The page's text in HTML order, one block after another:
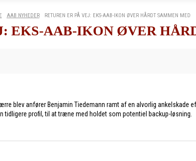
AAB NYHEDER RETUREN ER PÅ VEJ: EKS-AAB-IKON ØVER HÅRDT SAMMEN MED
EKS-AAB-IKON ØVER
blev anfører Benjamin Tiedemann ramt af en alvorlig
tidligere profil, til at træne med holdet som potentiel backup-løsning.